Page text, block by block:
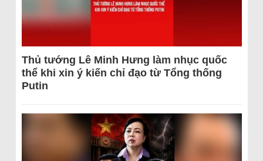
Thủ tướng Lê Minh Hưng làm nhục quốc
thể khi xin ý kiến chỉ đạo từ Tổng thống
Putin